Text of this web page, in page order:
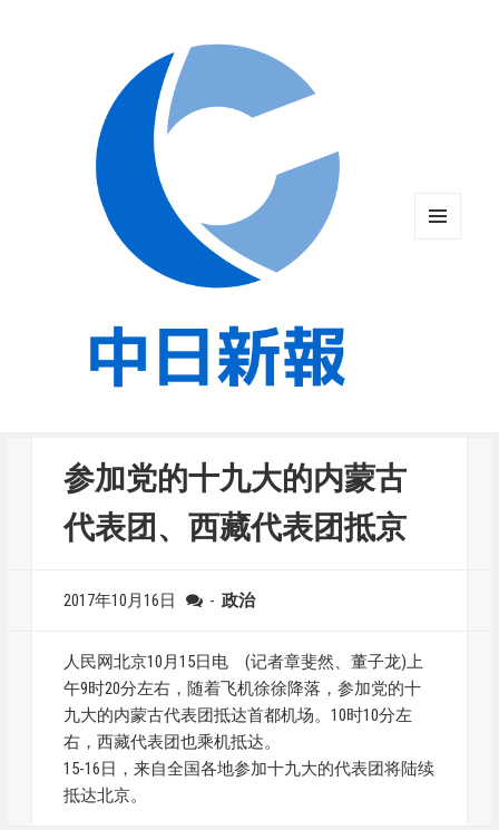
参加党的十九大的内蒙古
代表团、西藏代表团抵京
2017年10月16日 - 政治
人民网北京10月15日电 (记者章斐然、董子龙)上
午9时20分左右，随着飞机徐徐降落，参加党的十
九大的内蒙古代表团抵达首都机场。10时10分左
右，西藏代表团也乘机抵达。
15-16日，来自全国各地参加十九大的代表团将陆续
抵达北京。